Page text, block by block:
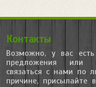
Контакты
Возможно, у вас есть
предложения или
связаться с нами по
причине, присылайте